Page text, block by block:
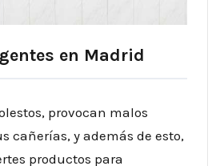
en Madrid
provocan malos
cañerías, y además de esto,
productos para